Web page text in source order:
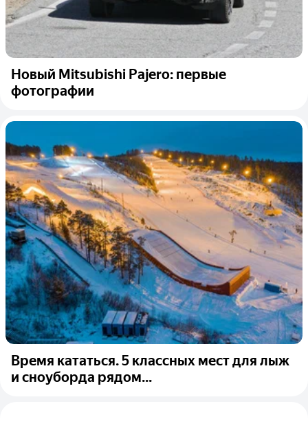
Новый Mitsubishi Pajero: первые
фотографии
Время кататься. 5 классных мест для лыж
и сноуборда рядом...